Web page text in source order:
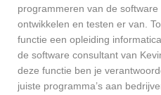
programmeren van de
ontwikkelen en testen er van.
functie een opleiding
de software consultant van
deze functie ben je
juiste programma’s aan